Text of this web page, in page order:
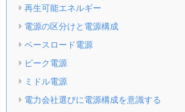
再生可能エネルギー
電源の区分けと電源構成
ベースロード電源
ピーク電源
ミドル電源
電力会社選びに電源構成を意識する